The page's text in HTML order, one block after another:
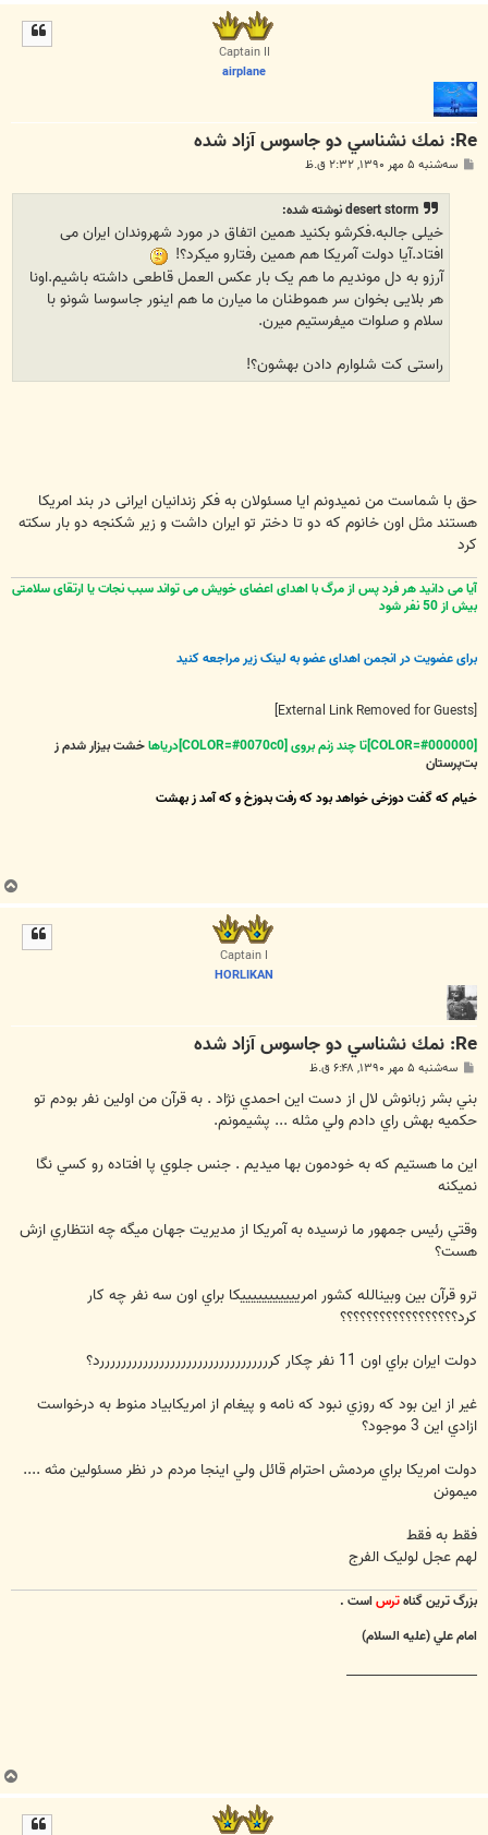
ا
Captain II
airplane
Re: نمك نشناسي دو جاسوس آزاد شده
پ سه‌شنبه ۵ مهر ۱۳۹۰, ۲:۳۲ ق.ظ
desert storm نوشته شده:
خیلی جالبه.فکرشو بکنید همین اتفاق در مورد شهروندان ایران می
افتاد.آیا دولت آمریکا هم همین رفتارو میکرد؟!
آرزو به دل موندیم ما هم یک بار عکس العمل قاطعی داشته باشیم.اونا
هر بلایی بخوان سر هموطنان ما میارن ما هم اینور جاسوسا شونو با
سلام و صلوات میفرستیم میرن.
راستی کت شلوارم دادن بهشون؟!
حق با شماست من نمیدونم ایا مسئولان به فکر زندانیان ایرانی در بند امریکا
هستند مثل اون خانوم که دو تا دختر تو ایران داشت و زیر شکنجه دو بار سکته
کرد
آیا می دانید هر فرد پس از مرگ با اهدای اعضای خویش می تواند سبب نجات یا ارتقای سلامتی
بیش از 50 نفر شود
برای عضویت در انجمن اهدای عضو به لینک زیر مراجعه کنید
خشت بیزار شدم ز
بت‌پرستان
خیام که گفت دوزخی خواهد بود که رفت بدوزخ و که آمد ز بهشت
ب
ا
Captain I
HORLIKAN
Re: نمك نشناسي دو جاسوس آزاد شده
پ
ت
سه‌شنبه ۵ مهر ۱۳۹۰, ۶:۴۸ ق.ظ
بني بشر زبانوش لال از دست اين احمدي نژاد . به قرآن من اولين نفر بودم تو
حكميه بهش راي دادم ولي مثله ... پشيمونم.
اين ما هستيم كه به خودمون بها ميديم . جنس جلوي پا افتاده رو كسي نگا
نميكنه
وقتي رئيس جمهور ما نرسيده به آمريكا از مديريت جهان ميگه چه انتظاري ازش
هست؟
ترو قرآن بين وبينالله كشور امريييييييييييكا براي اون سه نفر چه كار
كرد؟؟؟؟؟؟؟؟؟؟؟؟؟؟؟؟؟؟
دولت ايران براي اون 11 نفر چكار كررررررررررررررررررررررررررررررررد؟
غير از اين بود كه روزي نبود كه نامه و پيغام از امريكابياد منوط به درخواست
ازادي اين 3 موجود؟
دولت امريكا براي مردمش احترام قائل ولي اينجا مردم در نظر مسئولين مثه ....
ميمونن
فقط به فقط
لهم عجل لولیک الفرج
بزرگ ترين گناهترساست .
امام علي (عليه السلام)
________________________
ب
ا